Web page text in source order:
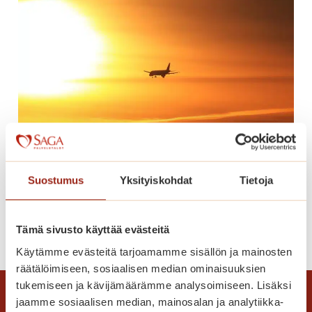
Suostumus Yksityiskohdat Tietoja
Tämä sivusto käyttää evästeitä
Käytämme evästeitä tarjoamamme sisällön ja mainosten
räätälöimiseen, sosiaalisen median ominaisuuksien
tukemiseen ja kävijämäärämme analysoimiseen. Lisäksi
jaamme sosiaalisen median, mainosalan ja analytiikka-
u
e
o
ä
ä
v
ä
t
Lomaonnea
o
m
a
o